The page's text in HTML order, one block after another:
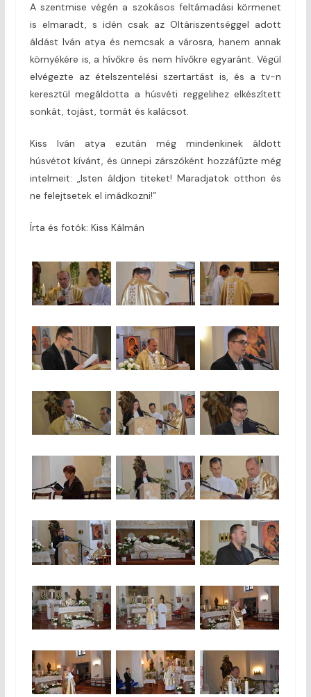
A szentmise végén a szokásos feltámadási körmenet
is elmaradt, s idén csak az Oltáriszentséggel adott
áldást Iván atya és nemcsak a városra, hanem annak
környékére is, a hívőkre és nem hívőkre egyaránt. Végül
elvégezte az ételszentelési szertartást is, és a tv-n
keresztül megáldotta a húsvéti reggelihez elkészített
sonkát, tojást, tormát és kalácsot.
Kiss Iván atya ezután még mindenkinek áldott
húsvétot kívánt, és ünnepi zárszóként hozzáfűzte még
intelmeit: „Isten áldjon titeket! Maradjatok otthon és
ne felejtsetek el imádkozni!”
Írta és fotók: Kiss Kálmán